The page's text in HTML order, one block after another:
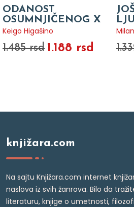
ODANOST
OSUMNJIČENOG X
Keigo Higašino
1.485 rsd 1.188 rsd
knjižara.com
Na sajtu Knjižara.com internet
naslova iz svih žanrova. Bilo da
literaturu, knjige o umetnosti,